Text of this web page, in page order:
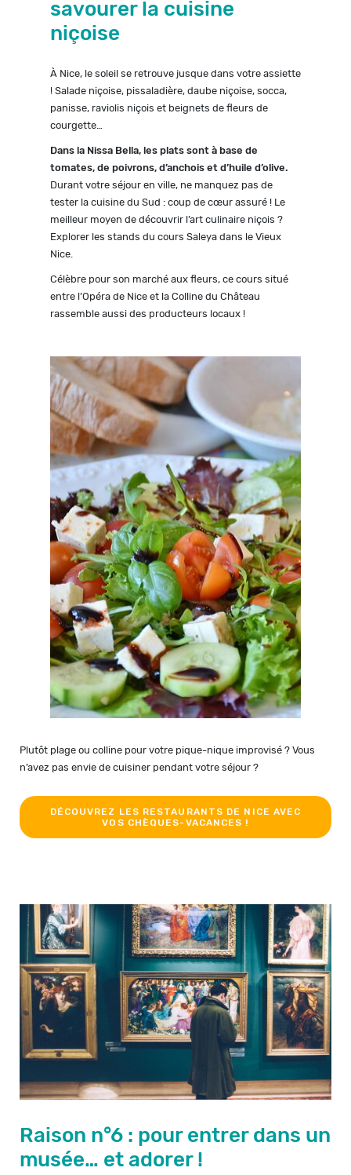
savourer la cuisine
niçoise
À Nice, le soleil se retrouve jusque dans votre assiette
! Salade niçoise, pissaladière, daube niçoise, socca,
panisse, raviolis niçois et beignets de fleurs de
courgette…
Dans la Nissa Bella, les plats sont à base de
tomates, de poivrons, d’anchois et d’huile d’olive.
Durant votre séjour en ville, ne manquez pas de
tester la cuisine du Sud : coup de cœur assuré ! Le
meilleur moyen de découvrir l’art culinaire niçois ?
Explorer les stands du cours Saleya dans le Vieux
Nice.
Célèbre pour son marché aux fleurs, ce cours situé
entre l’Opéra de Nice et la Colline du Château
rassemble aussi des producteurs locaux !
Plutôt plage ou colline pour votre pique-nique improvisé ? Vous
n’avez pas envie de cuisiner pendant votre séjour ?
DÉCOUVREZ LES RESTAURANTS DE NICE AVEC
VOS CHÈQUES-VACANCES !
Raison n°6 : pour entrer dans un
musée… et adorer !